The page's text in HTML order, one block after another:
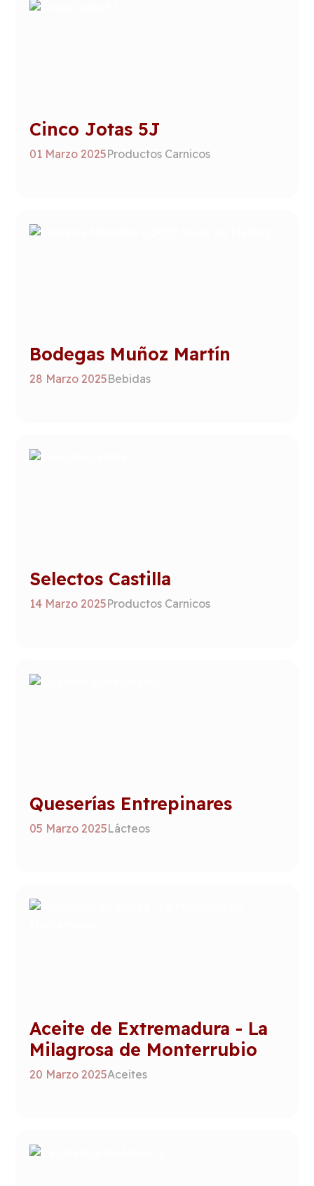
Cinco Jotas 5J
01 Marzo 2025Productos Carnicos
Bodegas Muñoz Martín
28 Marzo 2025Bebidas
Selectos Castilla
14 Marzo 2025Productos Carnicos
Queserías Entrepinares
05 Marzo 2025Lácteos
Aceite de Extremadura - La
Milagrosa de Monterrubio
20 Marzo 2025Aceites